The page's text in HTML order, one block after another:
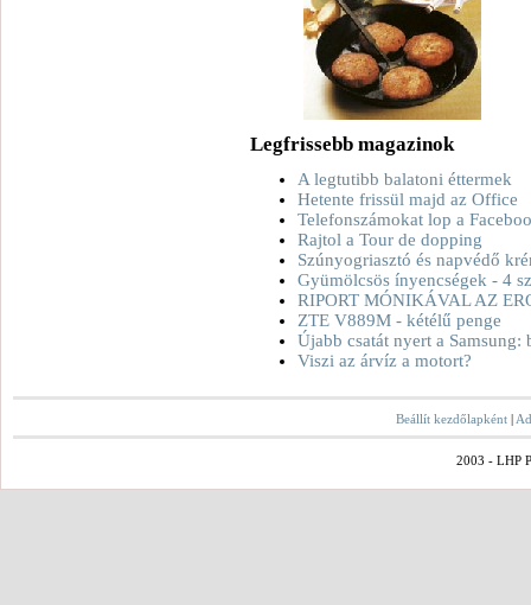
Legfrissebb magazinok
A legtutibb balatoni éttermek
Hetente frissül majd az Office
Telefonszámokat lop a
Rajtol a Tour de dopping
Szúnyogriasztó és napvédő
Gyümölcsös ínyencségek - 4
RIPORT MÓNIKÁVAL AZ
ZTE V889M - kétélű penge
Újabb csatát nyert a
Viszi az árvíz a motort?
Beállít kezdőlapként |
2003 - LHP